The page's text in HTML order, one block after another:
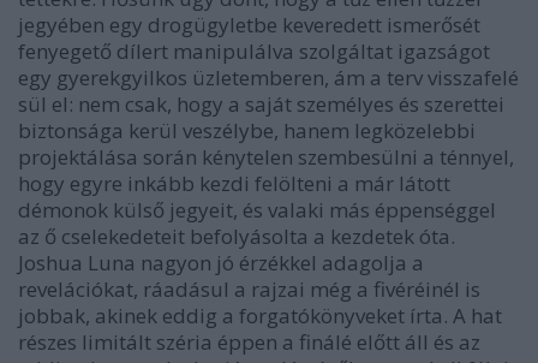
jegyében egy drogügyletbe keveredett ismerősét
fenyegető dílert manipulálva szolgáltat igazságot
egy gyerekgyilkos üzletemberen, ám a terv visszafelé
sül el: nem csak, hogy a saját személyes és szerettei
biztonsága kerül veszélybe, hanem legközelebbi
projektálása során kénytelen szembesülni a ténnyel,
hogy egyre inkább kezdi felölteni a már látott
démonok külső jegyeit, és valaki más éppenséggel
az ő cselekedeteit befolyásolta a kezdetek óta.
Joshua Luna nagyon jó érzékkel adagolja a
revelációkat, ráadásul a rajzai még a fivéréinél is
jobbak, akinek eddig a forgatókönyveket írta. A hat
részes limitált széria éppen a finálé előtt áll és az